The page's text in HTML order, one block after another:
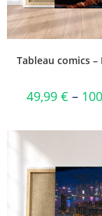
Tableau comics –
49,99 € –